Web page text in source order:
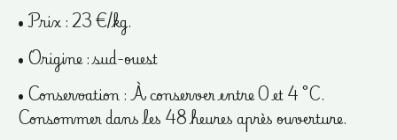
• Prix : 23 €/kg.
• Origine : sud-ouest
• Conservation : À conserver entre 0 et 4 °C.
Consommer dans les 48 heures après ouverture.